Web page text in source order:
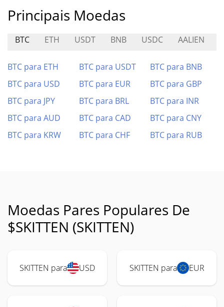
Principais Moedas
BTC ETH USDT BNB USDC AALIEN
BTC para ETH BTC para USDT
BTC para BNB
BTC para USD
BTC para EUR
BTC para GBP
BTC para JPY
BTC para BRL
BTC para INR
BTC para AUD
BTC para CAD
BTC para CNY
BTC para KRW
BTC para CHF BTC para RUB
Moedas Pares Populares De
$SKITTEN (SKITTEN)
SKITTEN para USD SKITTEN para EUR